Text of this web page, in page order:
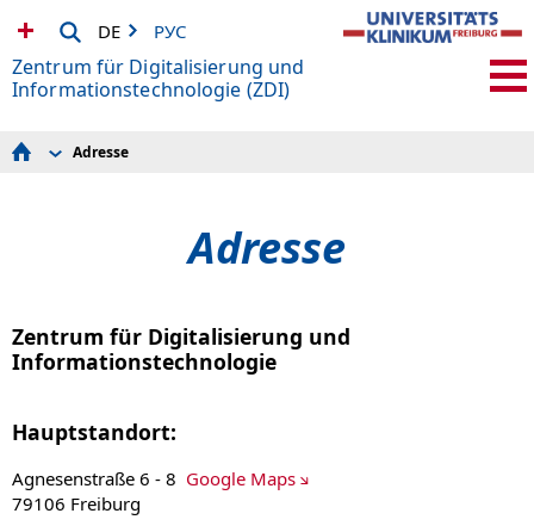
DE РУС
Zentrum für Digitalisierung und
Informationstechnologie (ZDI)
Adresse
Adresse
Zentrum für Digitalisierung und
Informationstechnologie
Hauptstandort:
Agnesenstraße 6 - 8 Google Maps
79106 Freiburg